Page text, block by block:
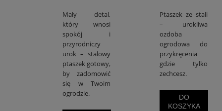
Mały detal,
który wnosi
spokój i
przyrodniczy
urok – stalowy
ptaszek gotowy,
by zadomowić
się w Twoim
ogrodzie.
Ptaszek ze stali
– urokliwa
ozdoba
ogrodowa do
przykręcenia
gdzie tylko
zechcesz.
DO
KOSZYKA